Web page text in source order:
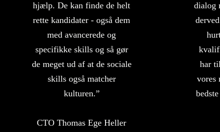
hjælp. De kan finde de helt
rette kandidater - også dem
med avancerede og
specifikke skills og så gør
de meget ud af at de sociale
skills også matcher
kulturen.”
CTO Thomas Ege Heller
dialog
har
vores